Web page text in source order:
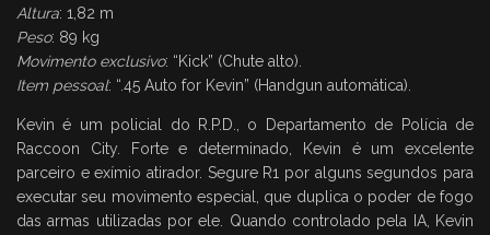
Altura: 1,82 m
Peso: 89 kg
Movimento exclusivo: “Kick” (Chute alto).
Item pessoal: “.45 Auto for Kevin” (Handgun automática).
Kevin é um policial do R.P.D., o Departamento de Polícia de
Raccoon City. Forte e determinado, Kevin é um excelente
parceiro e exímio atirador. Segure R1 por alguns segundos para
executar seu movimento especial, que duplica o poder de fogo
das armas utilizadas por ele. Quando controlado pela IA, Kevin